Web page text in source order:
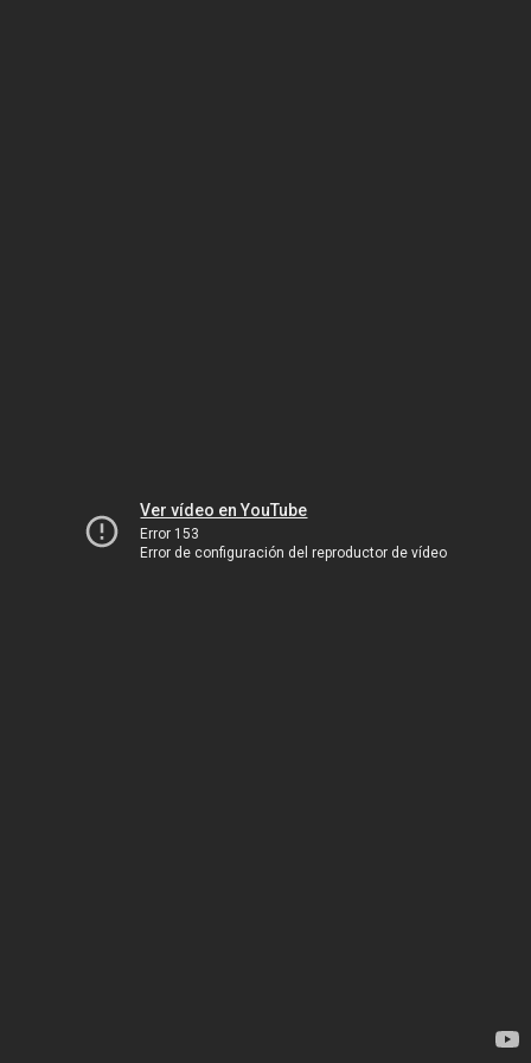
Ver vídeo en YouTube
Error 153
Error de configuración del reproductor de vídeo